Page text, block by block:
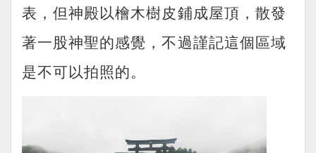
表，但神殿以檜木樹皮鋪成屋頂，散發
著一股神聖的感覺，不過謹記這個區域
是不可以拍照的。